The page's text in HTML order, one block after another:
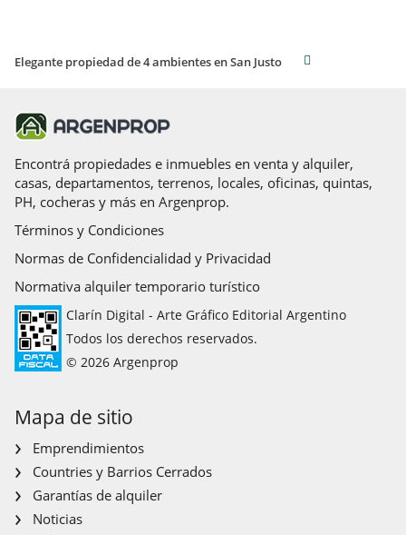
Elegante propiedad de 4 ambientes en San Justo
Encontrá propiedades e inmuebles en venta y alquiler,
casas, departamentos, terrenos, locales, oficinas, quintas,
PH, cocheras y más en Argenprop.
Términos y Condiciones
Normas de Confidencialidad y Privacidad
Normativa alquiler temporario turístico
Clarín Digital - Arte Gráfico Editorial Argentino
Todos los derechos reservados.
© 2026 Argenprop
Mapa de sitio
Emprendimientos
Countries y Barrios Cerrados
Garantías de alquiler
Noticias